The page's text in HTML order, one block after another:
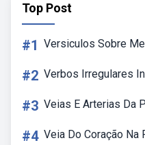
Top Post
#1 Versiculos Sobre
#2 Verbos Irregulares
#3 Veias E Arterias Da
#4 Veia Do Coração Na